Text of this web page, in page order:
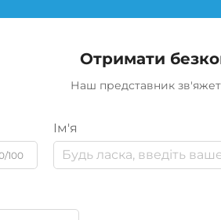
Отримати
Наш представник
100
Ім'я